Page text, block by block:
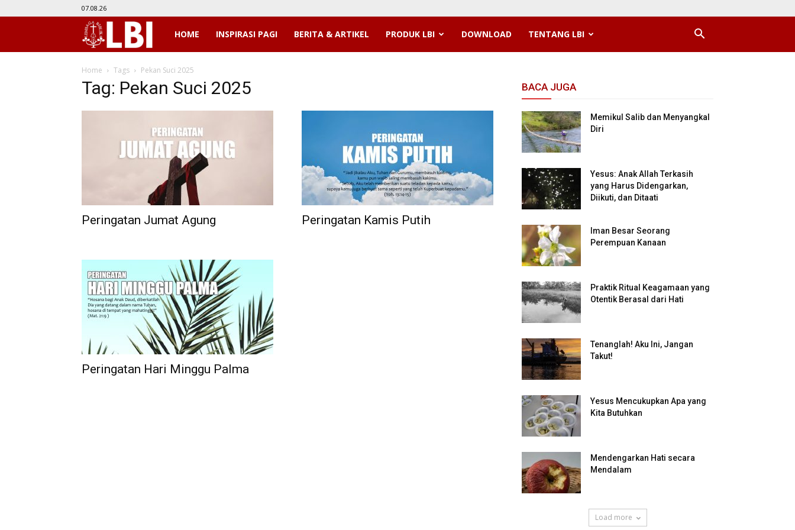
07.08.26
LBIHOME INSPIRASI PAGI BERITA & ARTIKEL PRODUK LBI DOWNLOAD TENTANG LBI
Home Tags Pekan Suci 2025
Tag: Pekan Suci 2025
Peringatan Jumat Agung Peringatan Kamis Putih
Peringatan Hari Minggu Palma
BACA JUGA
Memikul Salib dan Menyangkal
Diri
Yesus: Anak Allah Terkasih
yang Harus Didengarkan,
Diikuti, dan Ditaati
Iman Besar Seorang
Perempuan Kanaan
Praktik Ritual Keagamaan yang
Otentik Berasal dari Hati
Tenanglah! Aku Ini, Jangan
Takut!
Yesus Mencukupkan Apa yang
Kita Butuhkan
Mendengarkan Hati secara
Mendalam
Load more